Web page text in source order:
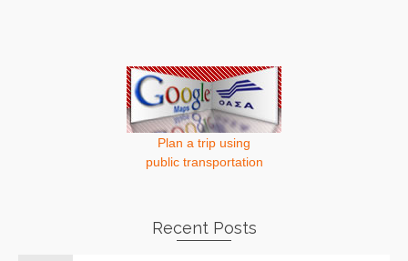
Plan a trip using
public transportation
Recent Posts